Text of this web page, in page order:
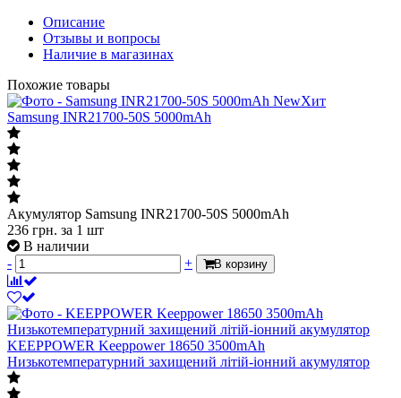
Описание
Отзывы и вопросы
Наличие в магазинах
Похожие товары
NewХит
Samsung INR21700-50S 5000mAh
Акумулятор Samsung INR21700-50S 5000mAh
236 грн. за 1 шт
В наличии
-
+ В корзину
KEEPPOWER Keeppower 18650 3500mAh
Низькотемпературний захищений літій-іонний акумулятор